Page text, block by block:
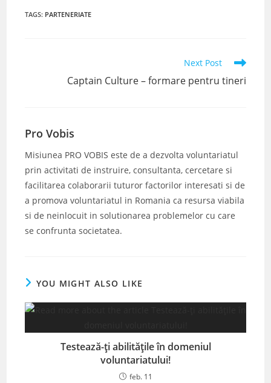
TAGS: PARTENERIATE
Next Post
Captain Culture – formare pentru tineri
Pro Vobis
Misiunea PRO VOBIS este de a dezvolta voluntariatul
prin activitati de instruire, consultanta, cercetare si
facilitarea colaborarii tuturor factorilor interesati si de
a promova voluntariatul in Romania ca resursa viabila
si de neinlocuit in solutionarea problemelor cu care
se confrunta societatea.
YOU MIGHT ALSO LIKE
Testează-ți abilitățile în domeniul
voluntariatului!
feb. 11